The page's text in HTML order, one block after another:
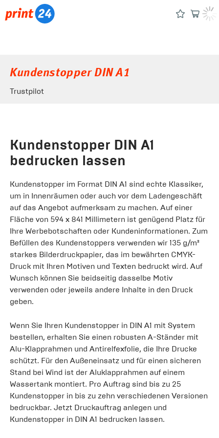
Kundenstopper DIN A1
Trustpilot
Kundenstopper DIN A1
bedrucken lassen
Kundenstopper im Format DIN A1 sind echte Klassiker,
um in Innenräumen oder auch vor dem Ladengeschäft
auf das Angebot aufmerksam zu machen. Auf einer
Fläche von 594 x 841 Millimetern ist genügend Platz für
Ihre Werbebotschaften oder Kundeninformationen. Zum
Befüllen des Kundenstoppers verwenden wir 135 g/m²
starkes Bilderdruckpapier, das im bewährten CMYK-
Druck mit Ihren Motiven und Texten bedruckt wird. Auf
Wunsch können Sie beidseitig dasselbe Motiv
verwenden oder jeweils andere Inhalte in den Druck
geben.
Wenn Sie Ihren Kundenstopper in DIN A1 mit System
bestellen, erhalten Sie einen robusten A-Ständer mit
Alu-Klapprahmen und Antirelfexfolie, die Ihre Drucke
schützt. Für den Außeneinsatz und für einen sicheren
Stand bei Wind ist der Aluklapprahmen auf einem
Wassertank montiert. Pro Auftrag sind bis zu 25
Kundenstopper in bis zu zehn verschiedenen Versionen
bedruckbar. Jetzt Druckauftrag anlegen und
Kundenstopper in DIN A1 bedrucken lassen.